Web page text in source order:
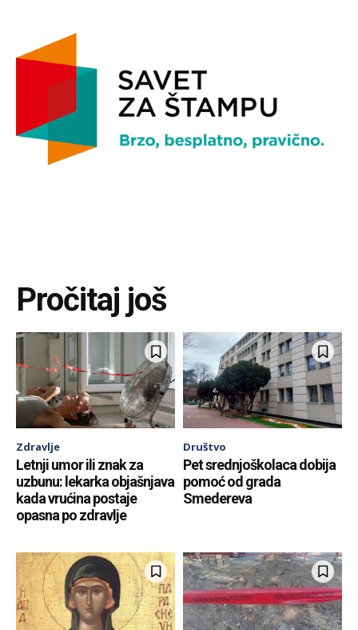
Pročitaj još
Zdravlje
Letnji umor ili znak za
uzbunu: lekarka objašnjava
kada vrućina postaje
opasna po zdravlje
Društvo
Pet srednjoškolaca dobija
pomoć od grada
Smedereva